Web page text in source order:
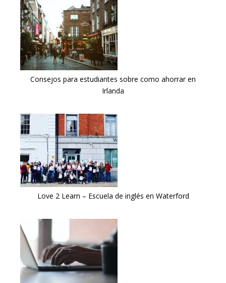
Consejos para estudiantes sobre como ahorrar en
Irlanda
Love 2 Learn – Escuela de inglés en Waterford